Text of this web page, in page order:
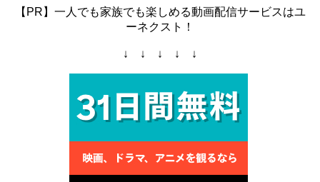
【PR】一人でも家族でも楽しめる動画配信サービスはユ
ーネクスト！
↓ ↓ ↓ ↓ ↓